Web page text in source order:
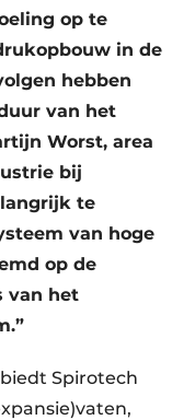
op te
in de
hebben
van het
Worst, area
bij
te
van hoge
op de
van het
Spirotech